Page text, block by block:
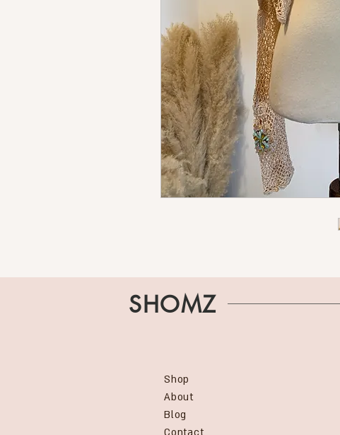
SHOMZ
Shop
About
Blog